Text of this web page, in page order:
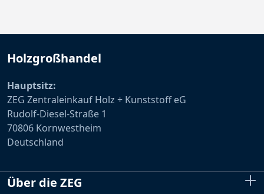
Holzgroßhandel
Hauptsitz:
ZEG Zentraleinkauf Holz + Kunststoff eG
Rudolf-Diesel-Straße 1
70806 Kornwestheim
Deutschland
Über die ZEG